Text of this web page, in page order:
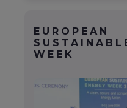
EUROPEAN
WEEK